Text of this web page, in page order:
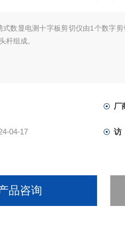
式数显电测十字板剪切仪由1个数字
杆组成。
厂
04-17 访
品咨询